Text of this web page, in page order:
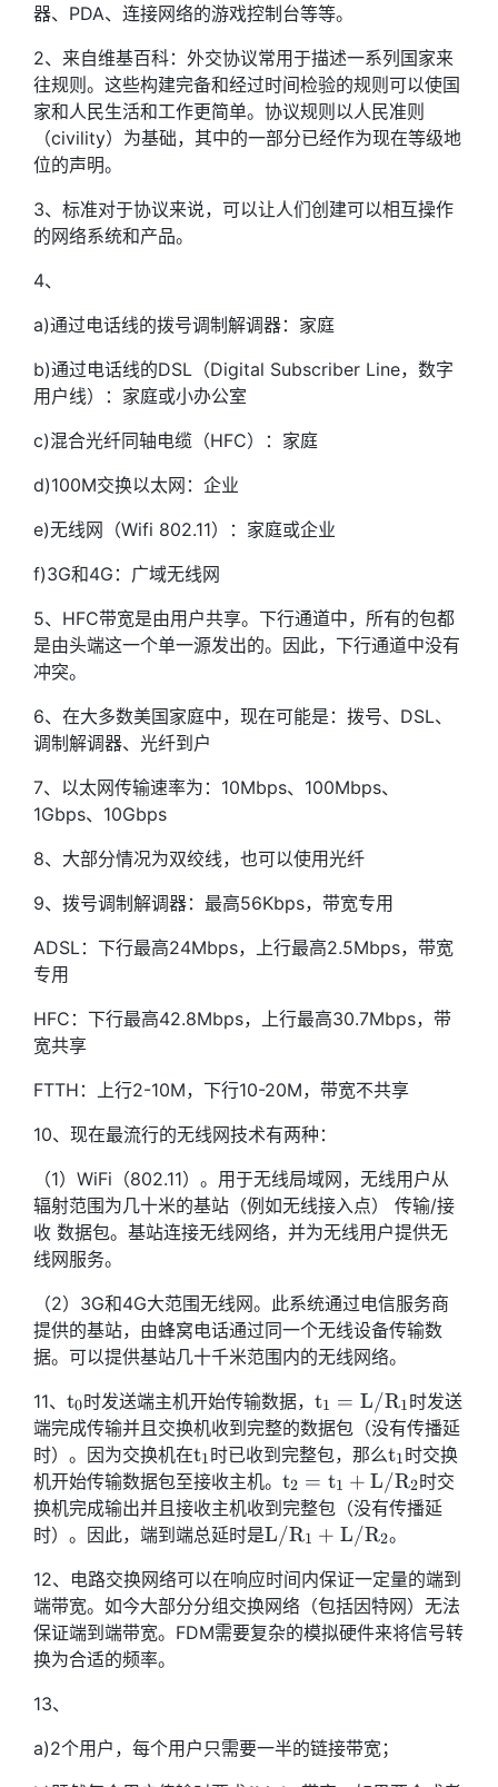
器、PDA、连接网络的游戏控制台等等。
2、来自维基百科：外交协议常用于描述一系列国家来
往规则。这些构建完备和经过时间检验的规则可以使国
家和人民生活和工作更简单。协议规则以人民准则
（civility）为基础，其中的一部分已经作为现在等级地
位的声明。
3、标准对于协议来说，可以让人们创建可以相互操作
的网络系统和产品。
4、
a)通过电话线的拨号调制解调器：家庭
b)通过电话线的DSL（Digital Subscriber Line，数字
用户线）：家庭或小办公室
c)混合光纤同轴电缆（HFC）：家庭
d)100M交换以太网：企业
e)无线网（Wifi 802.11）：家庭或企业
f)3G和4G：广域无线网
5、HFC带宽是由用户共享。下行通道中，所有的包都
是由头端这一个单一源发出的。因此，下行通道中没有
冲突。
6、在大多数美国家庭中，现在可能是：拨号、DSL、
调制解调器、光纤到户
7、以太网传输速率为：10Mbps、100Mbps、
1Gbps、10Gbps
8、大部分情况为双绞线，也可以使用光纤
9、拨号调制解调器：最高56Kbps，带宽专用
ADSL：下行最高24Mbps，上行最高2.5Mbps，带宽
专用
HFC：下行最高42.8Mbps，上行最高30.7Mbps，带
宽共享
FTTH：上行2-10M，下行10-20M，带宽不共享
10、现在最流行的无线网技术有两种：
（1）WiFi（802.11）。用于无线局域网，无线用户从
辐射范围为几十米的基站（例如无线接入点） 传输/接
收 数据包。基站连接无线网络，并为无线用户提供无
线网服务。
（2）3G和4G大范围无线网。此系统通过电信服务商
提供的基站，由蜂窝电话通过同一个无线设备传输数
据。可以提供基站几十千米范围内的无线网络。
11、 t_0
t0时发送端主机开始传输数据， t_1=L/R_1
t1 = L/R1时发送
端完成传输并且交换机收到完整的数据包（没有传播延
时）。因为交换机在t_1
t1时已收到完整包，那么t_1
t1时交换
机开始传输数据包至接收主机。 t_2=t_1+L/R_2
t2 = t1 + L/R2时交
换机完成输出并且接收主机收到完整包（没有传播延
时）。因此，端到端总延时是L/R_1+L/R_2
L/R1 + L/R2。
12、电路交换网络可以在响应时间内保证一定量的端到
端带宽。如今大部分分组交换网络（包括因特网）无法
保证端到端带宽。FDM需要复杂的模拟硬件来将信号转
换为合适的频率。
13、
a)2个用户，每个用户只需要一半的链接带宽；